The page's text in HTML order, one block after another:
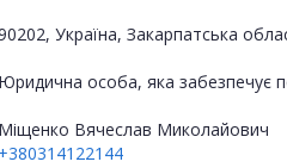
Україна, Закарпатська
Юридична особа, яка забезпечує
Міщенко Вячеслав Миколайович
+380314122144